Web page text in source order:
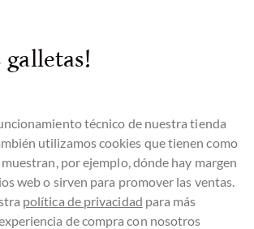
cliente
galletas!
técnico de nuestra tienda
utilizamos cookies que tienen como
por ejemplo, dónde hay margen
web o sirven para promover las ventas.
política de privacidad para más
de compra con nosotros